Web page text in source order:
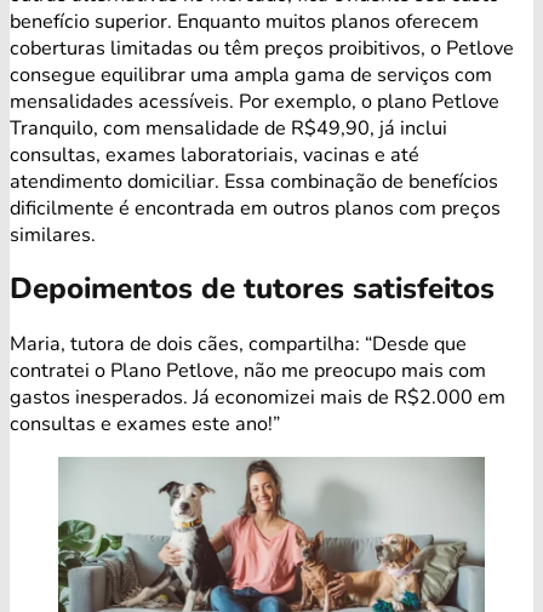
benefício superior. Enquanto muitos planos oferecem
coberturas limitadas ou têm preços proibitivos, o Petlove
consegue equilibrar uma ampla gama de serviços com
mensalidades acessíveis. Por exemplo, o plano Petlove
Tranquilo, com mensalidade de R$49,90, já inclui
consultas, exames laboratoriais, vacinas e até
atendimento domiciliar. Essa combinação de benefícios
dificilmente é encontrada em outros planos com preços
similares.
Depoimentos de tutores satisfeitos
Maria, tutora de dois cães, compartilha: “Desde que
contratei o Plano Petlove, não me preocupo mais com
gastos inesperados. Já economizei mais de R$2.000 em
consultas e exames este ano!”